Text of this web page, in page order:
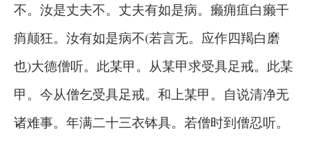
不。汝是丈夫不。丈夫有如是病。癞痈疽白癞干
痟颠狂。汝有如是病不(若言无。应作四羯白磨
也)大德僧听。此某甲。从某甲求受具足戒。此某
甲。今从僧乞受具足戒。和上某甲。自说清净无
诸难事。年满二十三衣钵具。若僧时到僧忍听。